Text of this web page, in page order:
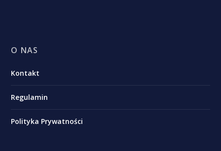
O NAS
Kontakt
Regulamin
Polityka Prywatności